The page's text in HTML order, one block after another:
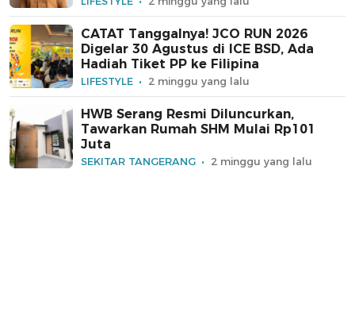
CATAT Tanggalnya! JCO RUN 2026
Digelar 30 Agustus di ICE BSD, Ada
Hadiah Tiket PP ke Filipina
LIFESTYLE 2 minggu yang lalu
HWB Serang Resmi Diluncurkan,
Tawarkan Rumah SHM Mulai Rp101
Juta
SEKITAR TANGERANG 2 minggu yang lalu